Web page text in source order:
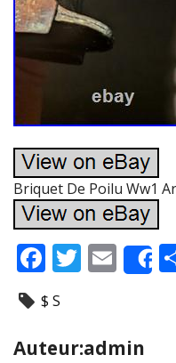
Briquet De Poilu Ww1
F
ac
e
b
T
er
E
m
l
$ S
Auteur:admin